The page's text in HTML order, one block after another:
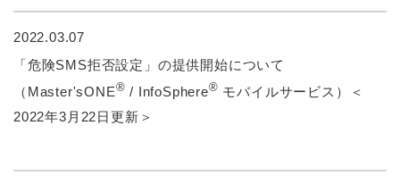
2022.03.07
「危険SMS拒否設定」の提供開始について
（Master'sONE® / InfoSphere® モバイルサービス）＜
2022年3月22日更新＞